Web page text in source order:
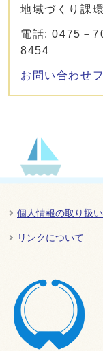
地域づくり課
電話: 0475－
8454
お問い合わせ
個人情報の取り扱い
リンクについて